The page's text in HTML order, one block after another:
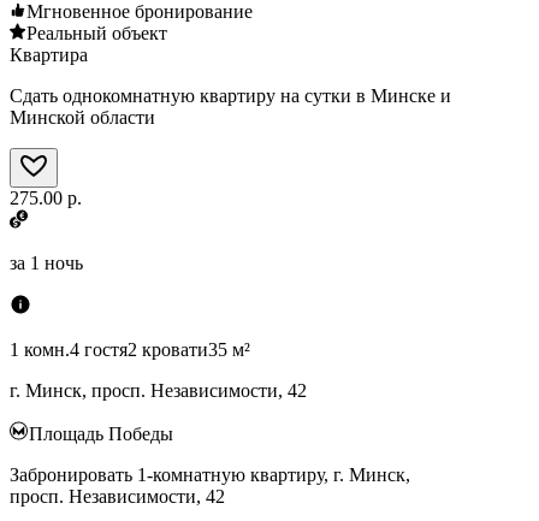
Мгновенное бронирование
Реальный объект
Квартира
Сдать однокомнатную квартиру на сутки в Минске и
Минской области
275.00 р.
за 1 ночь
1 комн.4 гостя2 кровати35 м²
г. Минск, просп. Независимости, 42
Площадь Победы
Забронировать 1-комнатную квартиру, г. Минск,
просп. Независимости, 42